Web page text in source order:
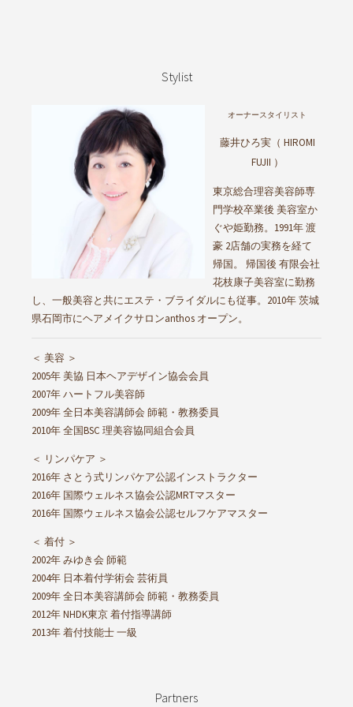
Stylist
オーナースタイリスト
藤井ひろ実（ HIROMI
FUJII ）
東京総合理容美容師専
門学校卒業後 美容室か
ぐや姫勤務。1991年 渡
豪 2店舗の実務を経て
帰国。 帰国後 有限会社
花枝康子美容室に勤務
し、一般美容と共にエステ・ブライダルにも従事。2010年 茨城
県石岡市にヘアメイクサロンanthos オープン。
＜ 美容 ＞
2005年 美協 日本ヘアデザイン協会会員
2007年 ハートフル美容師
2009年 全日本美容講師会 師範・教務委員
2010年 全国BSC 理美容協同組合会員
＜ リンパケア ＞
2016年 さとう式リンパケア公認インストラクター
2016年 国際ウェルネス協会公認MRTマスター
2016年 国際ウェルネス協会公認セルフケアマスター
＜ 着付 ＞
2002年 みゆき会 師範
2004年 日本着付学術会 芸術員
2009年 全日本美容講師会 師範・教務委員
2012年 NHDK東京 着付指導講師
2013年 着付技能士 一級
Partners